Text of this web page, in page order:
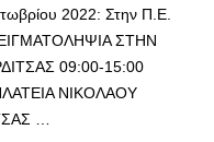
2022: Στην Π.Ε.
ΣΤΗΝ
09:00-15:00
ΝΙΚΟΛΑΟΥ
…